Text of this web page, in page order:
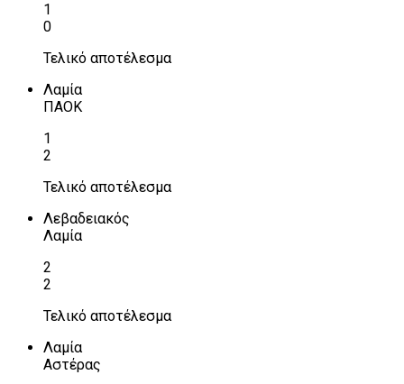
1
0
Τελικό αποτέλεσμα
Λαμία
ΠΑΟΚ
1
2
Τελικό αποτέλεσμα
Λεβαδειακός
Λαμία
2
2
Τελικό αποτέλεσμα
Λαμία
Αστέρας